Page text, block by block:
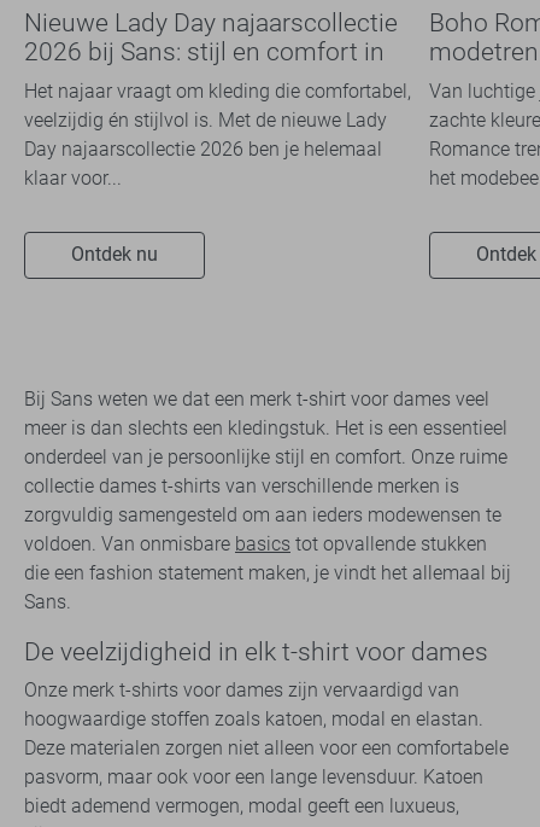
Nieuwe Lady Day najaarscollectie
2026 bij Sans: stijl en comfort in
travelkwaliteit
Het najaar vraagt om kleding die comfortabel,
veelzijdig én stijlvol is. Met de nieuwe Lady
Day najaarscollectie 2026 ben je helemaal
klaar voor...
Ontdek nu
Boho
overal
Van luchtige
zachte
Romance
het
Bij Sans weten we dat een merk t-shirt voor dames veel
meer is dan slechts een kledingstuk. Het is een essentieel
onderdeel van je persoonlijke stijl en comfort. Onze ruime
collectie dames t-shirts van verschillende merken is
zorgvuldig samengesteld om aan ieders modewensen te
voldoen. Van onmisbare basics tot opvallende stukken
die een fashion statement maken, je vindt het allemaal bij
Sans.
De veelzijdigheid in elk t-shirt voor dames
Onze merk t-shirts voor dames zijn vervaardigd van
hoogwaardige stoffen zoals katoen, modal en elastan.
Deze materialen zorgen niet alleen voor een comfortabele
pasvorm, maar ook voor een lange levensduur. Katoen
biedt ademend vermogen, modal geeft een luxueus,